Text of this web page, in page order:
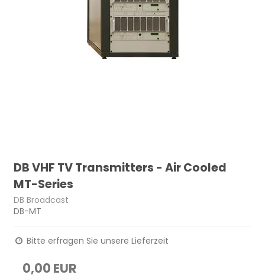
DB VHF TV Transmitters - Air Cooled
MT-Series
DB Broadcast
DB-MT
Bitte erfragen Sie unsere Lieferzeit
0,00 EUR